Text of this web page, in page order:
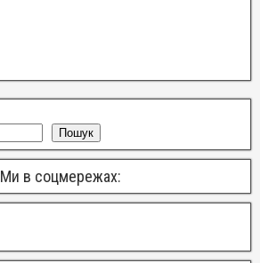
Пошук
Ми в соцмережах: